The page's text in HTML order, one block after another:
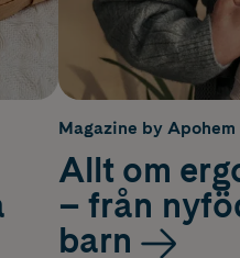
Magazine by Apohem
Allt om
– från
barn